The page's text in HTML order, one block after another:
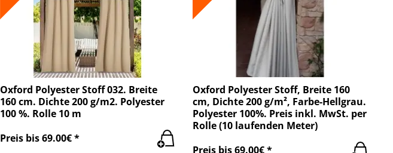
Oxford Polyester Stoff 032. Breite
160 cm. Dichte 200 g/m2. Polyester
100 %. Rolle 10 m
Preis bis 69.00€ *
Oxford Polyester Stoff, Breite 160
cm, Dichte 200 g/m², Farbe-Hellgrau.
Polyester 100%. Preis inkl. MwSt. per
Rolle (10 laufenden Meter)
Preis bis 69.00€ *